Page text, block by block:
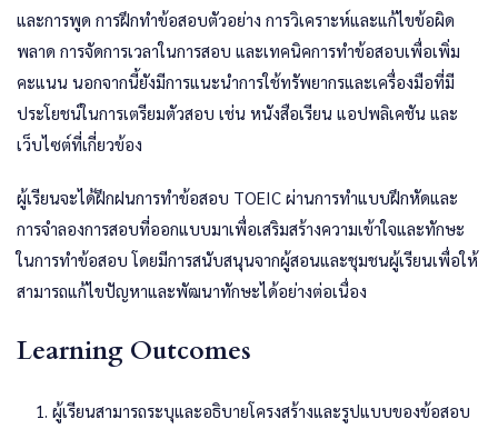
และการพูด การฝึกทำข้อสอบตัวอย่าง การวิเคราะห์และแก้ไขข้อผิด
พลาด การจัดการเวลาในการสอบ และเทคนิคการทำข้อสอบเพื่อเพิ่ม
คะแนน นอกจากนี้ยังมีการแนะนำการใช้ทรัพยากรและเครื่องมือที่มี
ประโยชน์ในการเตรียมตัวสอบ เช่น หนังสือเรียน แอปพลิเคชัน และ
เว็บไซต์ที่เกี่ยวข้อง
ผู้เรียนจะได้ฝึกฝนการทำข้อสอบ TOEIC ผ่านการทำแบบฝึกหัดและ
การจำลองการสอบที่ออกแบบมาเพื่อเสริมสร้างความเข้าใจและทักษะ
ในการทำข้อสอบ โดยมีการสนับสนุนจากผู้สอนและชุมชนผู้เรียนเพื่อให้
สามารถแก้ไขปัญหาและพัฒนาทักษะได้อย่างต่อเนื่อง
Learning Outcomes
ผู้เรียนสามารถระบุและอธิบายโครงสร้างและรูปแบบของข้อสอบ